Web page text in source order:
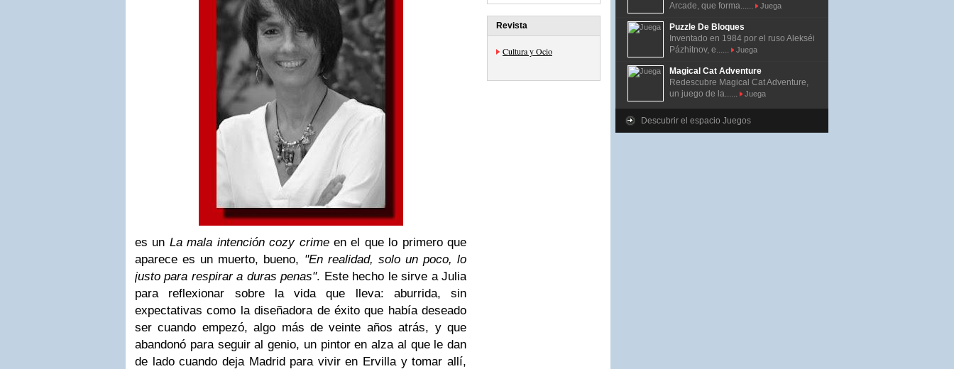
es un La mala intencióncozy crimeen el que lo primero que
aparece es un muerto, bueno, "En realidad, solo un poco, lo
justo para respirar a duras penas". Este hecho le sirve a Julia
para reflexionar sobre la vida que lleva: aburrida, sin
expectativas como la diseñadora de éxito que había deseado
ser cuando empezó, algo más de veinte años atrás, y que
abandonó para seguir al genio, un pintor en alza al que le dan
de lado cuando deja Madrid para vivir en Ervilla y tomar allí,
Revista
Cultura y Ocio
Arcade, que forma......
Juega
Puzzle De Bloques
Inventado en 1984 por el ruso Alekséi
Pázhitnov, e......
Juega
Magical Cat Adventure
Redescubre Magical Cat Adventure,
un juego de la......
Juega
Descubrir el espacio Juegos